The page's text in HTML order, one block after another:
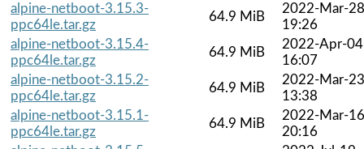
alpine-netboot-3.15.3-
ppc64le.tar.gz
64.9 MiB
2022-Mar-28
19:26
alpine-netboot-3.15.4-
ppc64le.tar.gz
64.9 MiB
2022-Apr-04
16:07
alpine-netboot-3.15.2-
ppc64le.tar.gz
64.9 MiB
2022-Mar-23
13:38
alpine-netboot-3.15.1-
ppc64le.tar.gz
64.9 MiB
2022-Mar-16
20:16